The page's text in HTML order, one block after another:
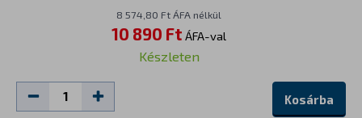
8 574,80 Ft ÁFA nélkül
10 890 Ft ÁFA-val
Készleten
Kosárba